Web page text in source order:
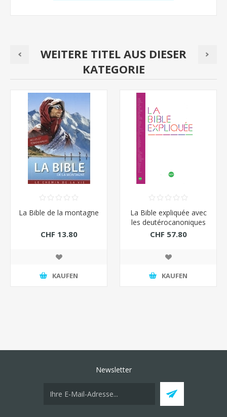
WEITERE TITEL AUS DIESER
KATEGORIE
La Bible de la montagne
CHF 13.80
KAUFEN
La Bible expliquée avec
les deutérocanoniques
CHF 57.80
KAUFEN
Newsletter